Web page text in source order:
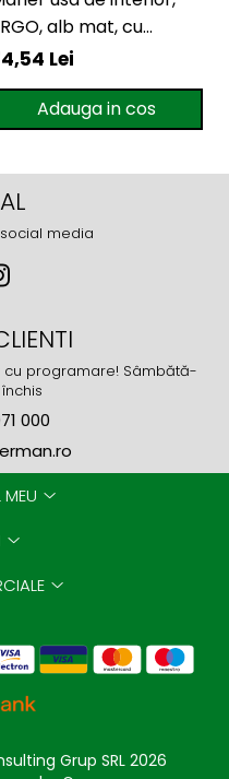
alb mat, cu
cheie
Lei
Adauga in cos
media
cu programare! Sâmbătă-
000
Grup SRL 2026